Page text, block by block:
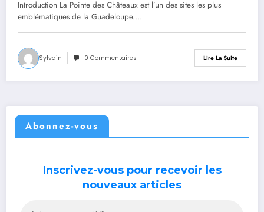
Introduction La Pointe des Châteaux est l’un des sites les plus
emblématiques de la Guadeloupe.…
Sylvain 0 Commentaires Lire La Suite
Abonnez-vous
Inscrivez-vous pour recevoir les
nouveaux articles